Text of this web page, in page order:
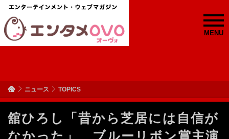
MENU
ニュース TOPICS
舘ひろし「昔から芝居には自信が
なかった」 ブルーリボン賞主演